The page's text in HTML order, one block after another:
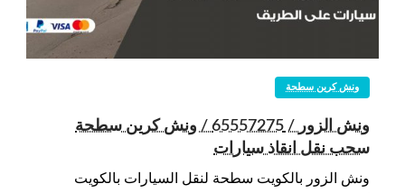
ونش كرين سطحة
ونش الزور / 65557275 / ونش كرين سطحة
سحب نقل انقاذ سيارات
ونش الزور بالكويت سطحة لنقل السيارات بالكويت